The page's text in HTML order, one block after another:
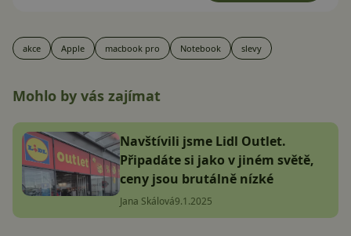
akce Apple macbook pro Notebook slevy
Mohlo by vás zajímat
Navštívili jsme Lidl Outlet.
Připadáte si jako v jiném světě,
ceny jsou brutálně nízké
Jana Skálová9.1.2025